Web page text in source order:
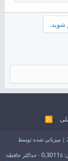
شوید.
R
©تمامی حقوق برای ایران وب ادمین محفوظ است ®2016 - 2022 | میزبانی شده توسط
0.3011s
حداکثر حافظه